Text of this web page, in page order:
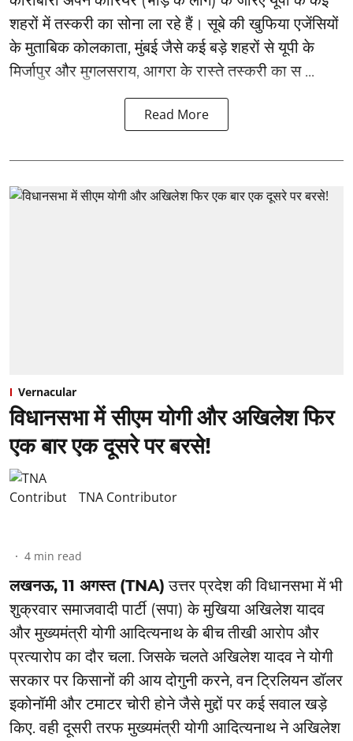
शहरों में तस्करी का सोना ला रहे हैं। सूबे की खुफिया एजेंसियों
के मुताबिक कोलकाता, मुंबई जैसे कई बड़े शहरों से यूपी के
मिर्जापुर और मुगलसराय, आगरा के रास्ते तस्करी का स ...
Read More
Vernacular
विधानसभा में सीएम योगी और अखिलेश फिर
एक बार एक दूसरे पर बरसे!
TNA Contributor
4 min read
लखनऊ, 11 अगस्त (TNA) उत्तर प्रदेश की विधानसभा में भी
शुक्रवार समाजवादी पार्टी (सपा) के मुखिया अखिलेश यादव
और मुख्यमंत्री योगी आदित्यनाथ के बीच तीखी आरोप और
प्रत्यारोप का दौर चला. जिसके चलते अखिलेश यादव ने योगी
सरकार पर किसानों की आय दोगुनी करने, वन ट्रिलियन डॉलर
इकोनॉमी और टमाटर चोरी होने जैसे मुद्दों पर कई सवाल खड़े
किए. वही दूसरी तरफ मुख्यमंत्री योगी आदित्यनाथ ने अखिलेश